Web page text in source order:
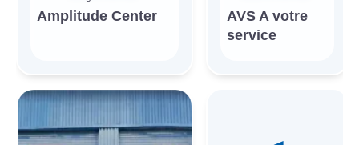
Amplitude Center
AVS A votre
service